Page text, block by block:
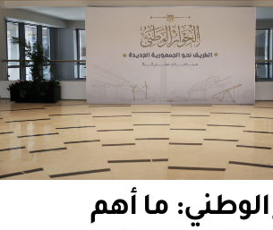
الوطني: ما أهم